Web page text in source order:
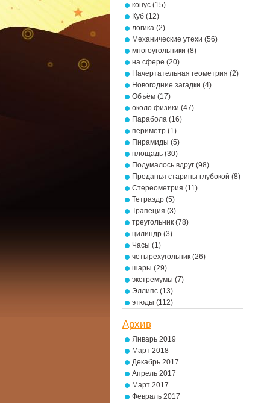
конус (15)
Куб (12)
логика (2)
Механические утехи (56)
многоугольники (8)
на сфере (20)
Начертательная геометрия (2)
Новогодние загадки (4)
Объём (17)
около физики (47)
Парабола (16)
периметр (1)
Пирамиды (5)
площадь (30)
Подумалось вдруг (98)
Преданья старины глубокой (8)
Стереометрия (11)
Тетраэдр (5)
Трапеция (3)
треугольник (78)
цилиндр (3)
Часы (1)
четырехугольник (26)
шары (29)
экстремумы (7)
Эллипс (13)
этюды (112)
Архив
Январь 2019
Март 2018
Декабрь 2017
Апрель 2017
Март 2017
Февраль 2017